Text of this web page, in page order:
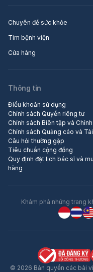
Chuyên đề sức khỏe
Tìm bệnh viện
Cửa hàng
Thông tin
Điều khoản sử dụng
Chính sách Quyền riêng tư
Chính sách Biên tập và
Chính sách Quảng cáo và
Câu hỏi thường gặp
Tiêu chuẩn cộng đồng
Quy định đặt lịch bác sĩ và
hàng
Khám phá những trang
© 2026 Bản quyền các bài